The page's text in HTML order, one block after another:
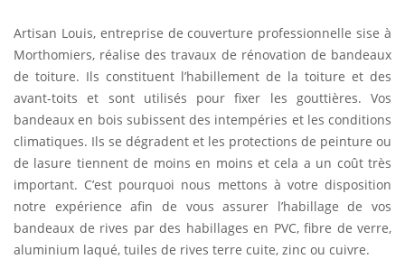
Artisan Louis, entreprise de couverture professionnelle sise à
Morthomiers, réalise des travaux de rénovation de bandeaux
de toiture. Ils constituent l’habillement de la toiture et des
avant-toits et sont utilisés pour fixer les gouttières. Vos
bandeaux en bois subissent des intempéries et les conditions
climatiques. Ils se dégradent et les protections de peinture ou
de lasure tiennent de moins en moins et cela a un coût très
important. C’est pourquoi nous mettons à votre disposition
notre expérience afin de vous assurer l’habillage de vos
bandeaux de rives par des habillages en PVC, fibre de verre,
aluminium laqué, tuiles de rives terre cuite, zinc ou cuivre.